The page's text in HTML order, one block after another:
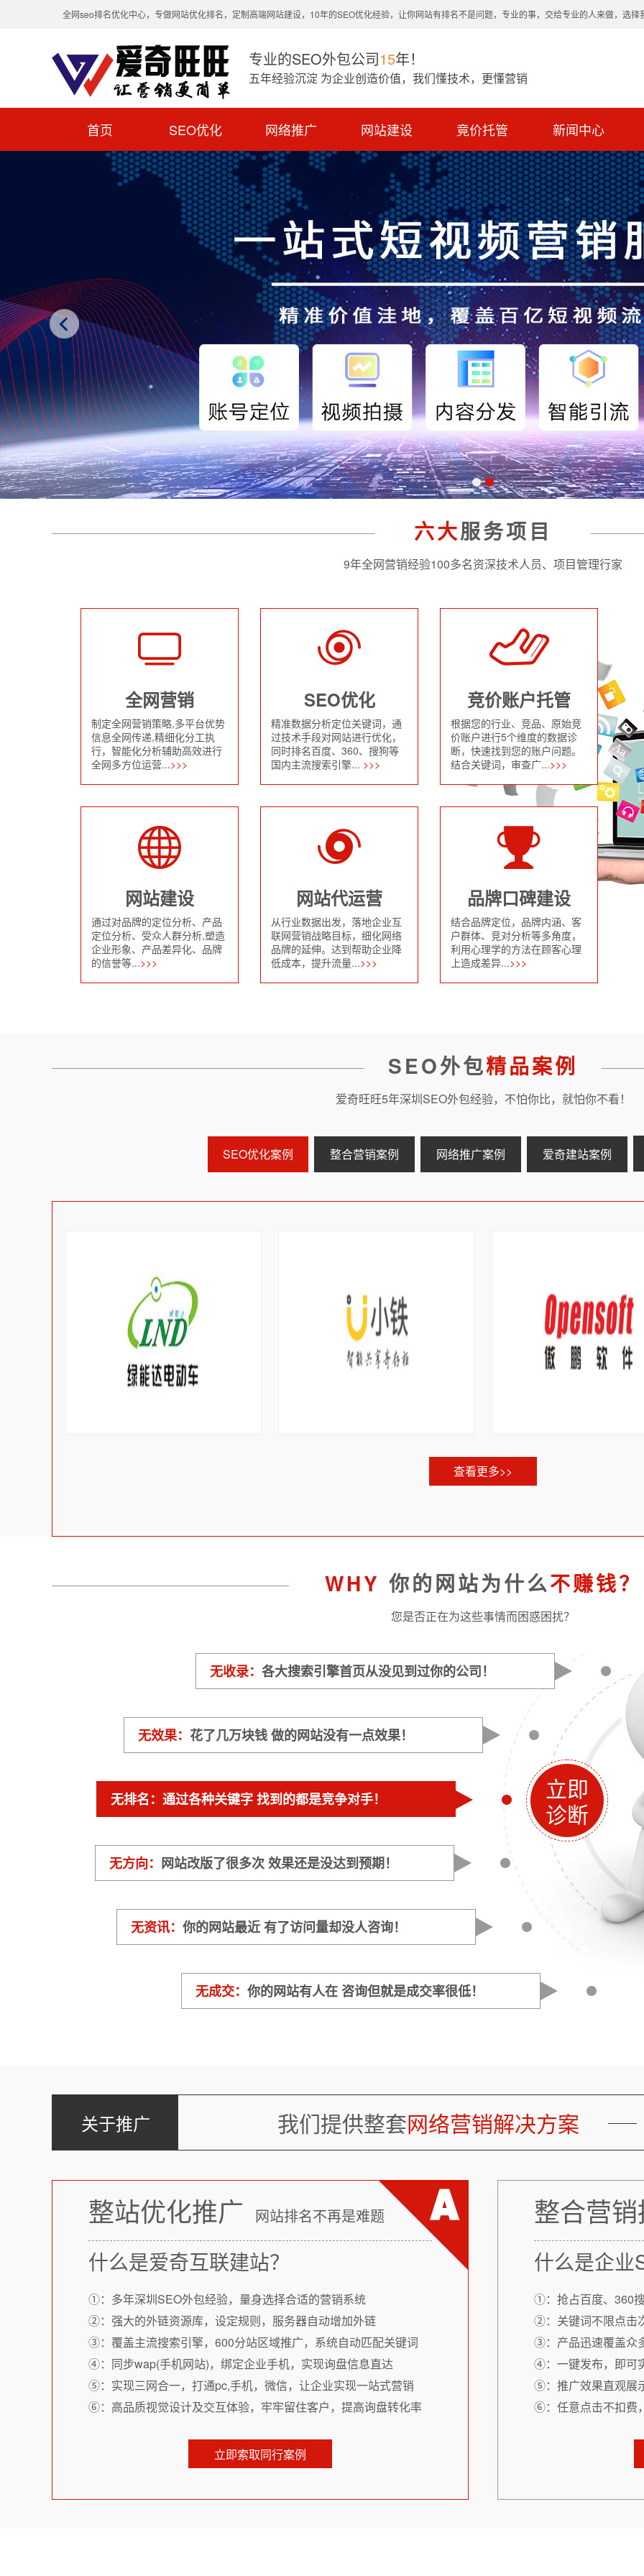
全网seo排名优化中心，专做网站优化排名，定制高端网站建设，10年的SEO优化经验，让你网站有排名不是问题，专业的事，交给专业的人来做，选择
专业的SEO外包公司15年！
五年经验沉淀 为企业创造价值，我们懂技术，更懂营销
首页 SEO优化 网络推广 网站建设 竟价托管 新闻中心
六大服务项目
9年全网营销经验100多名资深技术人员、项目管理行家
全网营销
制定全网营销策略,多平台优势
信息全网传递,精细化分工执
行，智能化分析辅助高效进行
全网多方位运营...>>>
SEO优化
精准数据分析定位关键词，通
过技术手段对网站进行优化，
同时排名百度、360、搜狗等
国内主流搜索引擎... >>>
竞价账户托管
根据您的行业、竞品、原始竞
价账户进行5个维度的数据诊
断，快速找到您的账户问题。
结合关键词，审查广...>>>
网站建设
通过对品牌的定位分析、产品
定位分析、受众人群分析,塑造
企业形象、产品差异化、品牌
的信誉等...>>>
网站代运营
从行业数据出发，落地企业互
联网营销战略目标，细化网络
品牌的延伸。达到帮助企业降
低成本，提升流量...>>>
品牌口碑建设
结合品牌定位，品牌内涵、客
户群体、竞对分析等多角度，
利用心理学的方法在顾客心理
上造成差异...>>>
SEO外包精品案例
爱奇旺旺5年深圳SEO外包经验，不怕你比，就怕你不看！
SEO优化案例 整合营销案例 网络推广案例 爱奇建站案例
查看更多>>
WHY 你的网站为什么不赚钱？
您是否正在为这些事情而困惑困扰？
立即
诊断
无收录： 各大搜索引擎首页从没见到过你的公司！
无效果： 花了几万块钱 做的网站没有一点效果！
无排名： 通过各种关键字 找到的都是竞争对手！
无方向： 网站改版了很多次 效果还是没达到预期！
无资讯： 你的网站最近 有了访问量却没人咨询！
无成交： 你的网站有人在 咨询但就是成交率很低！
关于推广 我们提供整套网络营销解决方案
整站优化推广 网站排名不再是难题
什么是爱奇互联建站？
①：多年深圳SEO外包经验，量身选择合适的营销系统
②：强大的外链资源库，设定规则，服务器自动增加外链
③：覆盖主流搜索引擎，600分站区域推广，系统自动匹配关键词
④：同步wap(手机网站)，绑定企业手机，实现询盘信息直达
⑤：实现三网合一，打通pc,手机，微信，让企业实现一站式营销
⑥：高品质视觉设计及交互体验，牢牢留住客户，提高询盘转化率
立即索取同行案例
整合营
什么是企业
①：抢占百度、360
②：关键词不限点击
③：产品迅速覆盖众
④：一键发布，即可
⑤：推广效果直观展
⑥：任意点击不扣费